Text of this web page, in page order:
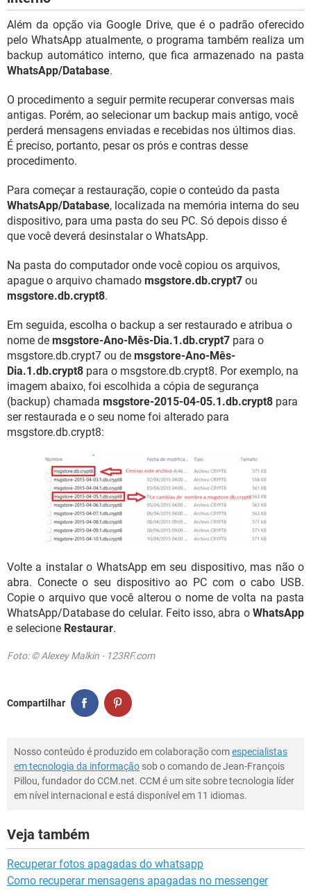
Além da opção via Google Drive, que é o padrão oferecido
pelo WhatsApp atualmente, o programa também realiza um
backup automático interno, que fica armazenado na pasta
WhatsApp/Database.
O procedimento a seguir permite recuperar conversas mais
antigas. Porém, ao selecionar um backup mais antigo, você
perderá mensagens enviadas e recebidas nos últimos dias.
É preciso, portanto, pesar os prós e contras desse
procedimento.
Para começar a restauração, copie o conteúdo da pasta
WhatsApp/Database, localizada na memória interna do seu
dispositivo, para uma pasta do seu PC. Só depois disso é
que você deverá desinstalar o WhatsApp.
Na pasta do computador onde você copiou os arquivos,
apague o arquivo chamado msgstore.db.crypt7 ou
msgstore.db.crypt8.
Em seguida, escolha o backup a ser restaurado e atribua o
nome de msgstore-Ano-Mês-Dia.1.db.crypt7 para o
msgstore.db.crypt7 ou de msgstore-Ano-Mês-
Dia.1.db.crypt8 para o msgstore.db.crypt8. Por exemplo, na
imagem abaixo, foi escolhida a cópia de segurança
(backup) chamada msgstore-2015-04-05.1.db.crypt8 para
ser restaurada e o seu nome foi alterado para
msgstore.db.crypt8:
Volte a instalar o WhatsApp em seu dispositivo, mas não o
abra. Conecte o seu dispositivo ao PC com o cabo USB.
Copie o arquivo que você alterou o nome de volta na pasta
WhatsApp/Database do celular. Feito isso, abra o WhatsApp
e selecione Restaurar.
Foto: © Alexey Malkin - 123RF.com
Compartilhar
Nosso conteúdo é produzido em colaboração comespecialistas
em tecnologia da informação sob o comando de Jean-François
Pillou, fundador do CCM.net. CCM é um site sobre tecnologia líder
em nível internacional e está disponível em 11 idiomas.
Veja também
Recuperar fotos apagadas do whatsapp
Como recuperar mensagens apagadas no messenger